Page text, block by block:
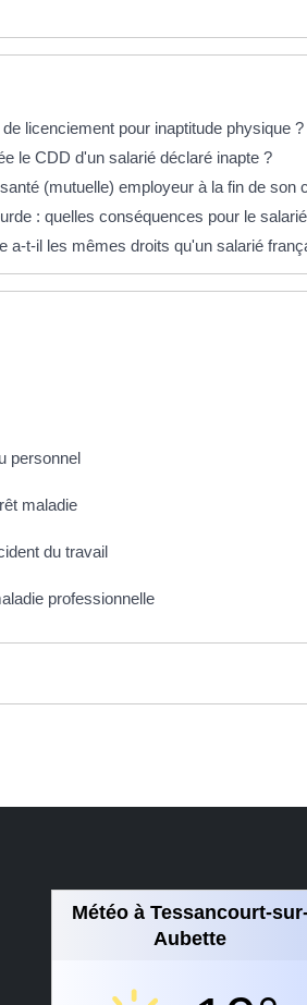
licenciement pour inaptitude physique ?
le CDD d'un salarié déclaré inapte ?
(mutuelle) employeur à la fin de son
: quelles conséquences pour le
a-t-il les mêmes droits qu'un salarié
personnel
maladie
du travail
professionnelle
Météo à Tessancourt-
Aubette